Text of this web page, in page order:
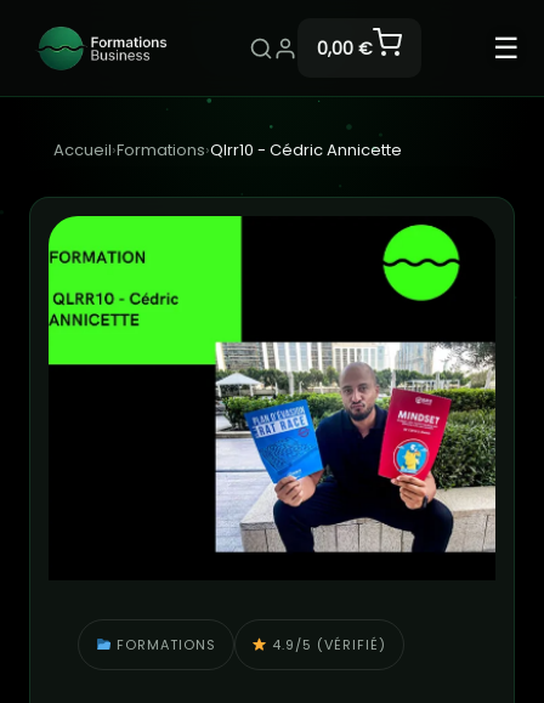
0,00 € ☰
Accueil›Formations›Qlrr10 - Cédric Annicette
FORMATIONS 4.9/5 (VÉRIFIÉ)